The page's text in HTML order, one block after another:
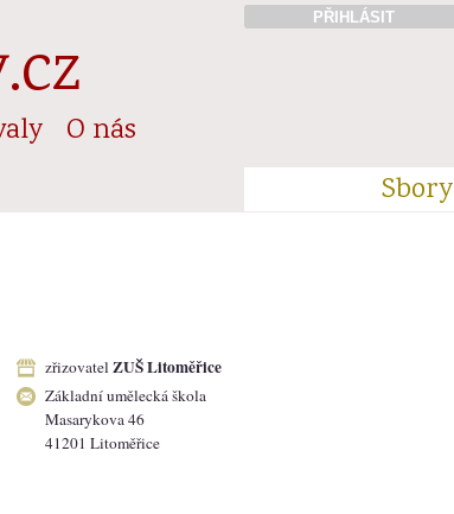
PŘIHLÁSIT
O nás
Sbory
zřizovatel ZUŠ Litoměřice
Základní umělecká škola
Masarykova 46
41201 Litoměřice